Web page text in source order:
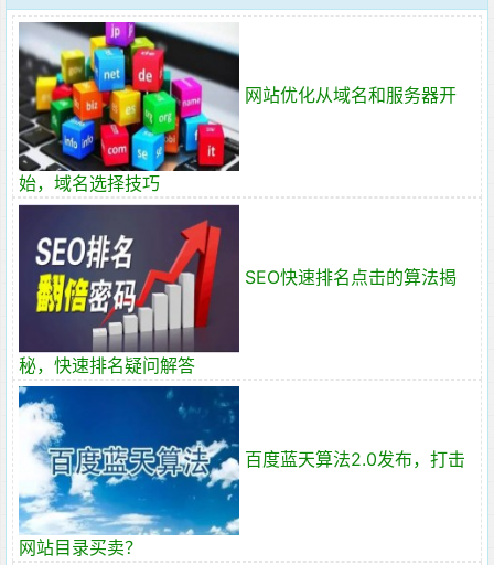
网站优化从域名和服务器开
始，域名选择技巧
SEO快速排名点击的算法揭
秘，快速排名疑问解答
百度蓝天算法2.0发布，打击
网站目录买卖？